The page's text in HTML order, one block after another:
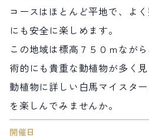
お問い合わせ LINEで
白馬村観光局インフォメーション
399-9301 長野県北安曇郡白馬村北
営業時間：9:00～17:00 定休日
コースはほとんど平地で、よ
にも安全に楽しめます。
この地域は標高７５０ｍなが
術的にも貴重な動植物が多く見
動植物に詳しい白馬マイスタ
を楽しんでみませんか。
開催日